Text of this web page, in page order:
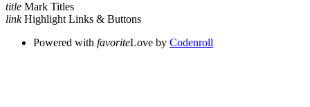
title Mark Titles
link Highlight Links & Buttons
Powered with favoriteLove by Codenroll